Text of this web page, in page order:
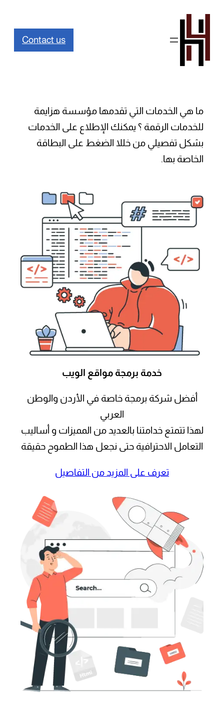
المحتوى
Contact us
ما هي الخدمات التي تقدمها مؤسسة هزايمة
للخدمات الرقمة ؟ يمكنك الإطلاع على الخدمات
بشكل تفصيلي من خللا الضغط على البطاقة
الخاصة بها.
خدمة برمجة مواقع الويب
أفضل شركة برمجة خاصة في الأردن والوطن
العربي
لهذا تتمتع خدامتنا بالعديد من المميزات و أساليب
التعامل الاحترافية حتى نجعل هذا الطموح حقيقة
تعرف على المزيد من التفاصيل